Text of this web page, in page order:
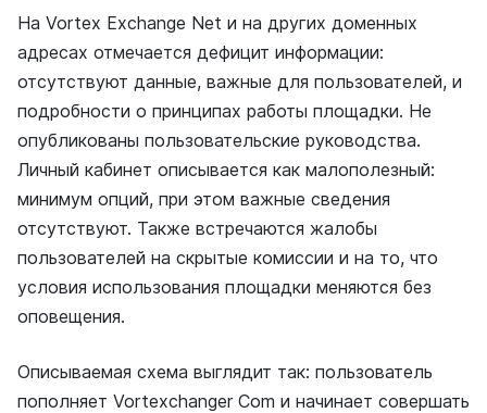
На Vortex Exchange Net и на других доменных
адресах отмечается дефицит информации:
отсутствуют данные, важные для пользователей, и
подробности о принципах работы площадки. Не
опубликованы пользовательские руководства.
Личный кабинет описывается как малополезный:
минимум опций, при этом важные сведения
отсутствуют. Также встречаются жалобы
пользователей на скрытые комиссии и на то, что
условия использования площадки меняются без
оповещения.
Описываемая схема выглядит так: пользователь
пополняет Vortexchanger Com и начинает совершать